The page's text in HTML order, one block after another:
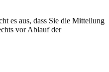
es aus, dass Sie die Mitteilung
vor Ablauf der